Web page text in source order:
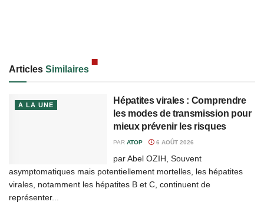
Articles Similaires
A LA UNE
Hépatites virales : Comprendre
les modes de transmission pour
mieux prévenir les risques
PAR ATOP 6 AOÛT 2026
par Abel OZIH, Souvent
asymptomatiques mais potentiellement mortelles, les hépatites
virales, notamment les hépatites B et C, continuent de
représenter...